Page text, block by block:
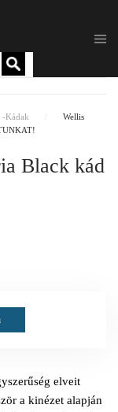
-Kádak
Wellis
Black kád
elveit
a kinézet alapján